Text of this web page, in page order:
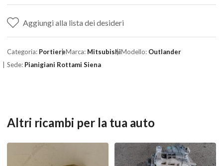
Aggiungi alla lista dei desideri
Categoria: PortiereMarca: MitsubishiModello: Outlander
Sede: Pianigiani Rottami Siena
Altri ricambi per la tua auto